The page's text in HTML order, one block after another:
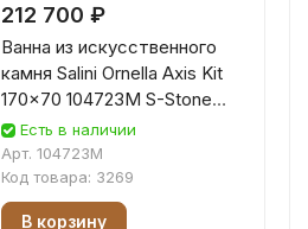
212 700 ₽
Ванна из искусственного
камня Salini Ornella Axis Kit
170x70 104723M S-Stone
белая матовая
Есть в наличии
Арт. 104723M
Код товара: 3269
В корзину